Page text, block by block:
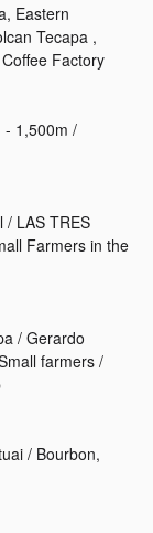
Eastern
Tecapa ,
Factory
- 1,500m /
/ LAS TRES
Farmers in the
/ Gerardo
farmers /
/ Bourbon,